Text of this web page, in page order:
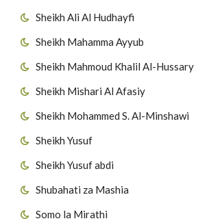
Sheikh Ali Al Hudhayfi
Sheikh Mahamma Ayyub
Sheikh Mahmoud Khalil Al-Hussary
Sheikh Mishari Al Afasiy
Sheikh Mohammed S. Al-Minshawi
Sheikh Yusuf
Sheikh Yusuf abdi
Shubahati za Mashia
Somo la Mirathi